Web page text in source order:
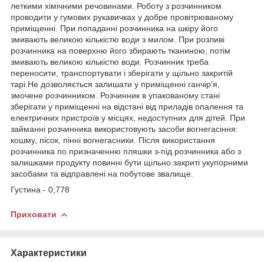
леткими хімічними речовинами. Роботу з розчинником
проводити у гумових рукавичках у добре провітрюваному
приміщенні. При попаданні розчинника на шкіру його
змивають великою кількістю води з милом. При розливі
розчинника на поверхню його збирають тканиною, потім
змивають великою кількістю води. Розчинник треба
переносити, транспортувати і зберігати у щільно закритій
тарі.Не дозволяється залишати у приміщенні ганчір’я,
змочене розчинником. Розчинник в упакованому стані
зберігати у приміщенні на відстані від приладів опалення та
електричних пристроїв у місцях, недоступних для дітей. При
займанні розчинника використовують засоби вогнегасіння:
кошму, пісок, пінні вогнегасники. Після використання
розчинника по призначенню пляшки з-під розчинника або з
залишками продукту повинні бути щільно закриті укупорними
засобами та відправлені на побутове звалище.
Густина - 0,778
Приховати
Характеристики